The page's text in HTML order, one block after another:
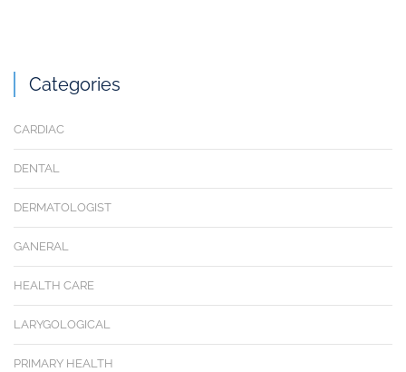
Categories
CARDIAC
DENTAL
DERMATOLOGIST
GANERAL
HEALTH CARE
LARYGOLOGICAL
PRIMARY HEALTH